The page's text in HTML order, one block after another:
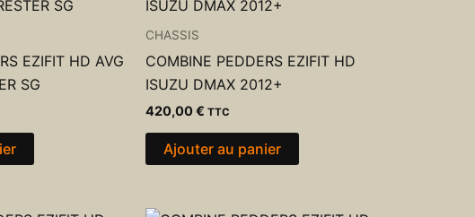
EZIFIT HD AVG
SG
CHASSIS
COMBINE PEDDERS EZIFIT HD
ISUZU DMAX 2012+
420,00€ TTC
Ajouter au panier